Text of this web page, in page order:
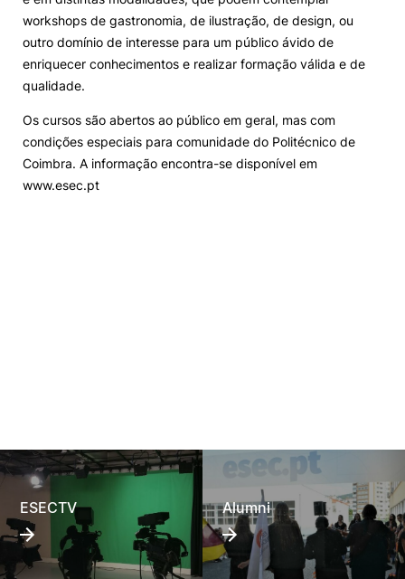
workshops de gastronomia, de ilustração, de design, ou
outro domínio de interesse para um público ávido de
enriquecer conhecimentos e realizar formação válida e de
qualidade.
Os cursos são abertos ao público em geral, mas com
condições especiais para comunidade do Politécnico de
Coimbra. A informação encontra-se disponível em
www.esec.pt
ESECTV Alumni